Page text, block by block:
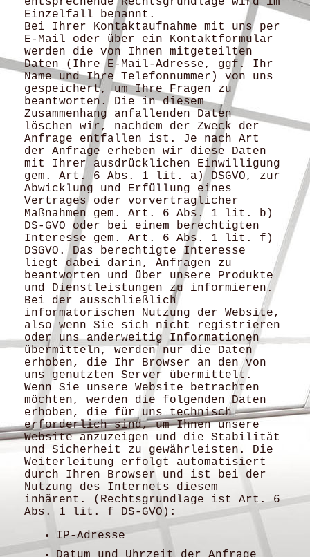
Einzelfall benannt.
Bei Ihrer Kontaktaufnahme mit uns per
E-Mail oder über ein Kontaktformular
werden die von Ihnen mitgeteilten
Daten (Ihre E-Mail-Adresse, ggf. Ihr
Name und Ihre Telefonnummer) von uns
gespeichert, um Ihre Fragen zu
beantworten. Die in diesem
Zusammenhang anfallenden Daten
löschen wir, nachdem der Zweck der
Anfrage entfallen ist. Je nach Art
der Anfrage erheben wir diese Daten
mit Ihrer ausdrücklichen Einwilligung
gem. Art. 6 Abs. 1 lit. a) DSGVO, zur
Abwicklung und Erfüllung eines
Vertrages oder vorvertraglicher
Maßnahmen gem. Art. 6 Abs. 1 lit. b)
DS-GVO oder bei einem berechtigten
Interesse gem. Art. 6 Abs. 1 lit. f)
DSGVO. Das berechtigte Interesse
liegt dabei darin, Anfragen zu
beantworten und über unsere Produkte
und Dienstleistungen zu informieren.
Bei der ausschließlich
informatorischen Nutzung der Website,
also wenn Sie sich nicht registrieren
oder uns anderweitig Informationen
übermitteln, werden nur die Daten
erhoben, die Ihr Browser an den von
uns genutzten Server übermittelt.
Wenn Sie unsere Website betrachten
möchten, werden die folgenden Daten
erhoben, die für uns technisch
erforderlich sind, um Ihnen unsere
Website anzuzeigen und die Stabilität
und Sicherheit zu gewährleisten. Die
Weiterleitung erfolgt automatisiert
durch Ihren Browser und ist bei der
Nutzung des Internets diesem
inhärent. (Rechtsgrundlage ist Art. 6
Abs. 1 lit. f DS-GVO):
IP-Adresse